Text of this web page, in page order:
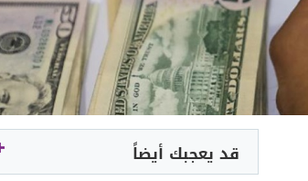
قد يعجبك أيضاً